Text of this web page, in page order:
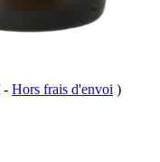
- Hors frais d'envoi )